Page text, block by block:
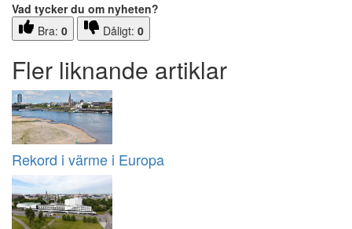
Vad tycker du om nyheten?
Bra: 0 Dåligt: 0
Fler liknande artiklar
Rekord i värme i Europa